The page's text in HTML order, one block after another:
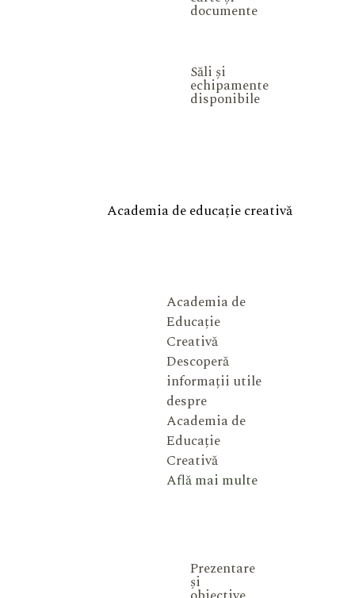
documente
Săli și
echipamente
disponibile
Academia de educație creativă
Academia de
Educație
Creativă
Descoperă
informații utile
despre
Academia de
Educație
Creativă
Află mai multe
Prezentare
și